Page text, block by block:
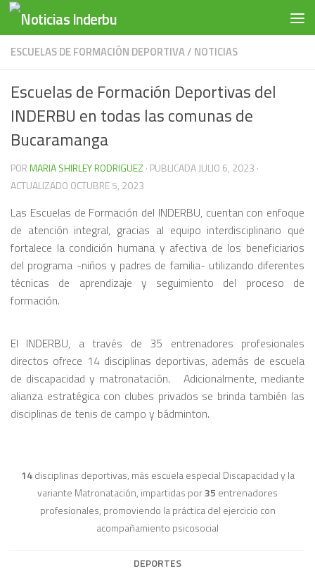
Saltar al contenido
ESCUELAS DE FORMACIÓN DEPORTIVA/ NOTICIAS
Escuelas de Formación Deportivas del
INDERBU en todas las comunas de
Bucaramanga
PORMARIA SHIRLEY RODRIGUEZ · PUBLICADAJULIO 6, 2023 ·
ACTUALIZADO OCTUBRE 5, 2023
Las Escuelas de Formación del INDERBU, cuentan con enfoque
de atención integral, gracias al equipo interdisciplinario que
fortalece la condición humana y afectiva de los beneficiarios
del programa -niños y padres de familia- utilizando diferentes
técnicas de aprendizaje y seguimiento del proceso de
formación.
El INDERBU, a través de 35 entrenadores profesionales
directos ofrece 14 disciplinas deportivas, además de escuela
de discapacidad y matronatación. Adicionalmente, mediante
alianza estratégica con clubes privados se brinda también las
disciplinas de tenis de campo y bádminton.
14disciplinas deportivas, más escuela especial Discapacidad y la
variante Matronatación, impartidas por35 entrenadores
profesionales, promoviendo la práctica del ejercicio con
acompañamiento psicosocial
DEPORTES